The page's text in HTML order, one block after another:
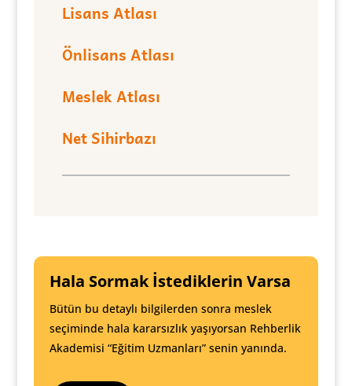
Lisans Atlası
Önlisans Atlası
Meslek Atlası
Net Sihirbazı
Hala Sormak İstediklerin Varsa
Bütün bu detaylı bilgilerden sonra meslek
seçiminde hala kararsızlık yaşıyorsan Rehberlik
Akademisi “Eğitim Uzmanları” senin yanında.